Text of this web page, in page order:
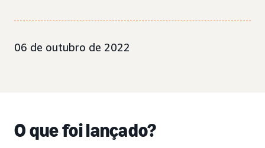
06 de outubro de 2022
O que foi lançado?